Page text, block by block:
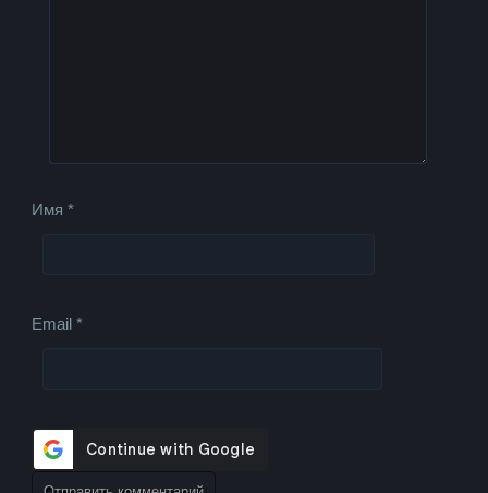
Имя*
Email*